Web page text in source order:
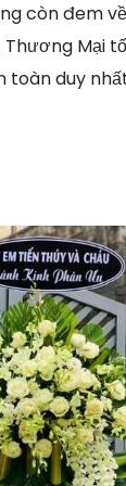
còn đem
Mại
toàn duy